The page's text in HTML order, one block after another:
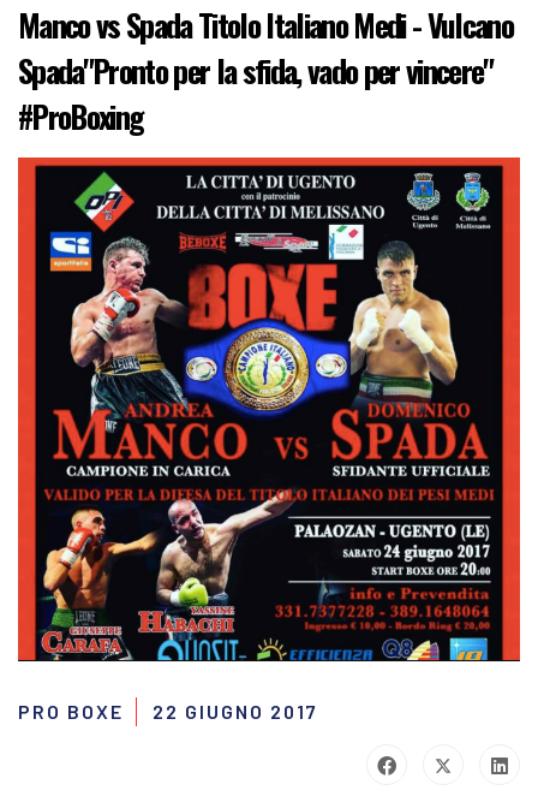
Manco vs Spada Titolo Italiano Medi - Vulcano
Spada"Pronto per la sfida, vado per vincere"
#ProBoxing
PRO BOXE 22 GIUGNO 2017